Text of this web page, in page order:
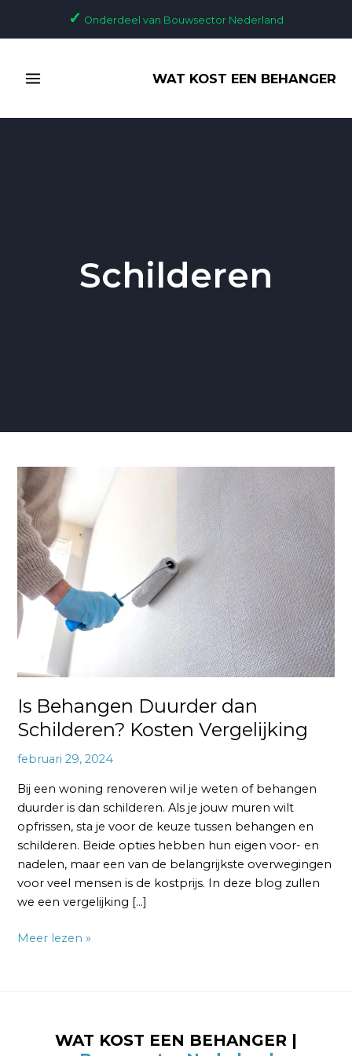
✓ Onderdeel van Bouwsector Nederland
MENU
WAT KOST EEN BEHANGER
Schilderen
Is Behangen Duurder dan
Schilderen? Kosten Vergelijking
februari 29, 2024
Bij een woning renoveren wil je weten of behangen
duurder is dan schilderen. Als je jouw muren wilt
opfrissen, sta je voor de keuze tussen behangen en
schilderen. Beide opties hebben hun eigen voor- en
nadelen, maar een van de belangrijkste overwegingen
voor veel mensen is de kostprijs. In deze blog zullen
we een vergelijking […]
Behangen
Duurder
dan
Schilderen?
Kosten
Vergelijking
Meer lezen »
WAT KOST EEN BEHANGER |